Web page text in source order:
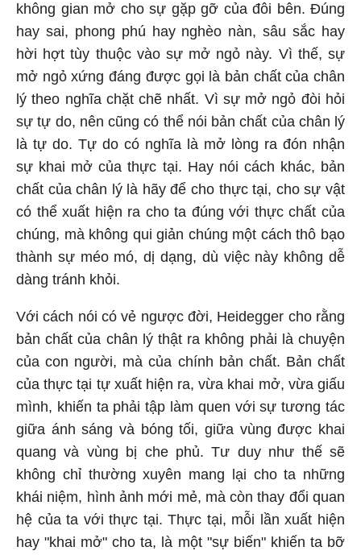
không gian mở cho sự gặp gỡ của đôi bên. Đúng
hay sai, phong phú hay nghèo nàn, sâu sắc hay
hời hợt tùy thuộc vào sự mở ngỏ này. Vì thế, sự
mở ngỏ xứng đáng được gọi là bản chất của chân
lý theo nghĩa chặt chẽ nhất. Vì sự mở ngỏ đòi hỏi
sự tự do, nên cũng có thể nói bản chất của chân lý
là tự do. Tự do có nghĩa là mở lòng ra đón nhận
sự khai mở của thực tại. Hay nói cách khác, bản
chất của chân lý là hãy để cho thực tại, cho sự vật
có thể xuất hiện ra cho ta đúng với thực chất của
chúng, mà không qui giản chúng một cách thô bạo
thành sự méo mó, dị dạng, dù việc này không dễ
dàng tránh khỏi.
Với cách nói có vẻ ngược đời, Heidegger cho rằng
bản chất của chân lý thật ra không phải là chuyện
của con người, mà của chính bản chất. Bản chất
của thực tại tự xuất hiện ra, vừa khai mở, vừa giấu
mình, khiến ta phải tập làm quen với sự tương tác
giữa ánh sáng và bóng tối, giữa vùng được khai
quang và vùng bị che phủ. Tư duy như thế sẽ
không chỉ thường xuyên mang lại cho ta những
khái niệm, hình ảnh mới mẻ, mà còn thay đổi quan
hệ của ta với thực tại. Thực tại, mỗi lần xuất hiện
hay "khai mở" cho ta, là một "sự biến" khiến ta bỡ